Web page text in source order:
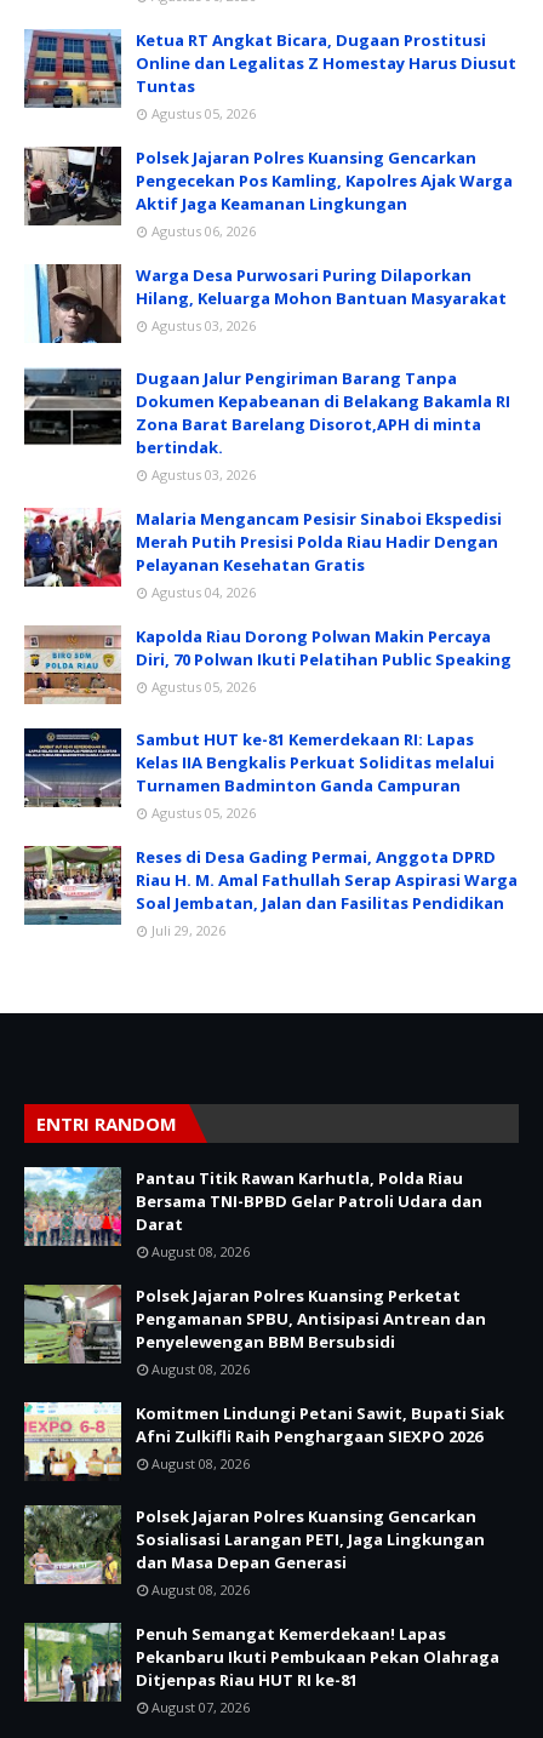
Ketua RT Angkat Bicara, Dugaan Prostitusi
Online dan Legalitas Z Homestay Harus Diusut
Tuntas
Agustus 05, 2026
Polsek Jajaran Polres Kuansing Gencarkan
Pengecekan Pos Kamling, Kapolres Ajak Warga
Aktif Jaga Keamanan Lingkungan
Agustus 06, 2026
Warga Desa Purwosari Puring Dilaporkan
Hilang, Keluarga Mohon Bantuan Masyarakat
Agustus 03, 2026
Dugaan Jalur Pengiriman Barang Tanpa
Dokumen Kepabeanan di Belakang Bakamla RI
Zona Barat Barelang Disorot,APH di minta
bertindak.
Agustus 03, 2026
Malaria Mengancam Pesisir Sinaboi Ekspedisi
Merah Putih Presisi Polda Riau Hadir Dengan
Pelayanan Kesehatan Gratis
Agustus 04, 2026
Kapolda Riau Dorong Polwan Makin Percaya
Diri, 70 Polwan Ikuti Pelatihan Public Speaking
Agustus 05, 2026
Sambut HUT ke-81 Kemerdekaan RI: Lapas
Kelas IIA Bengkalis Perkuat Soliditas melalui
Turnamen Badminton Ganda Campuran
Agustus 05, 2026
Reses di Desa Gading Permai, Anggota DPRD
Riau H. M. Amal Fathullah Serap Aspirasi Warga
Soal Jembatan, Jalan dan Fasilitas Pendidikan
Juli 29, 2026
ENTRI RANDOM
Pantau Titik Rawan Karhutla, Polda Riau
Bersama TNI-BPBD Gelar Patroli Udara dan
Darat
August 08, 2026
Polsek Jajaran Polres Kuansing Perketat
Pengamanan SPBU, Antisipasi Antrean dan
Penyelewengan BBM Bersubsidi
August 08, 2026
Komitmen Lindungi Petani Sawit, Bupati Siak
Afni Zulkifli Raih Penghargaan SIEXPO 2026
August 08, 2026
Polsek Jajaran Polres Kuansing Gencarkan
Sosialisasi Larangan PETI, Jaga Lingkungan
dan Masa Depan Generasi
August 08, 2026
Penuh Semangat Kemerdekaan! Lapas
Pekanbaru Ikuti Pembukaan Pekan Olahraga
Ditjenpas Riau HUT RI ke-81
August 07, 2026